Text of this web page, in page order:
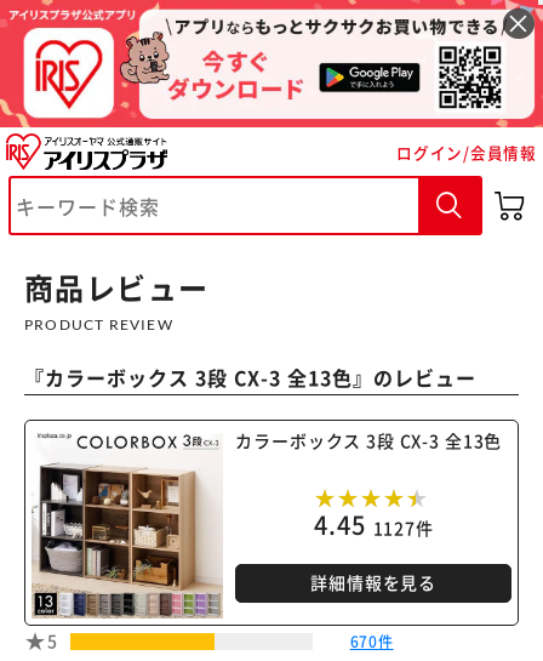
ログイン/会員情報
商品レビュー
PRODUCT REVIEW
『カラーボックス 3段 CX-3 全13色』のレビュー
カラーボックス 3段 CX-3 全13色
4.45 1127件
詳細情報を見る
5 670件
※ご確認ください
カートに入れる 購入手続きへ